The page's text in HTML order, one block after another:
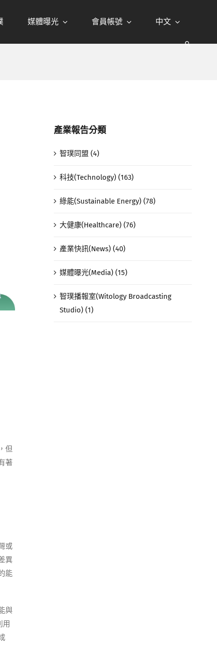
媒體曝光 會員帳號 中文
但
著
或
異
能
與
用
產業報告分類
智璞同盟 (4)
科技(Technology) (163)
綠能(Sustainable Energy) (78)
大健康(Healthcare) (76)
產業快訊(News) (40)
媒體曝光(Media) (15)
智璞播報室(Witology Broadcasting
Studio) (1)